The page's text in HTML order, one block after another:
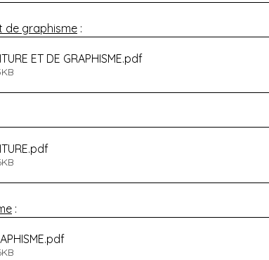
de graphisme :
ET DE GRAPHISME.pdf
.pdf
:
.pdf